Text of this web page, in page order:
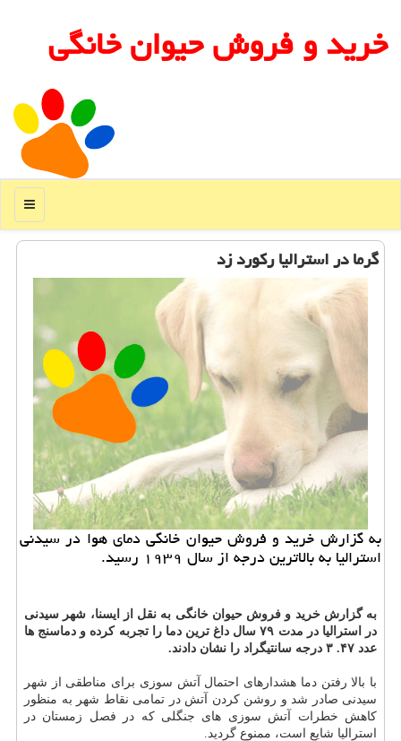
خرید و فروش حیوان خانگی
منو
گرما در استرالیا ركورد زد
به گزارش خرید و فروش حیوان خانگی دمای هوا در سیدنی
استرالیا به بالاترین درجه از سال ۱۹۳۹ رسید.
به گزارش خرید و فروش حیوان خانگی به نقل از ایسنا، شهر سیدنی
در استرالیا در مدت ۷۹ سال داغ ترین دما را تجربه كرده و دماسنج ها
عدد ۴۷. ۳ درجه سانتیگراد را نشان دادند.
با بالا رفتن دما هشدارهای احتمال آتش سوزی برای مناطقی از شهر
سیدنی صادر شد و روشن كردن آتش در تمامی نقاط شهر به منظور
كاهش خطرات آتش سوزی های جنگلی كه در فصل زمستان در
استرالیا شایع است، ممنوع گردید.